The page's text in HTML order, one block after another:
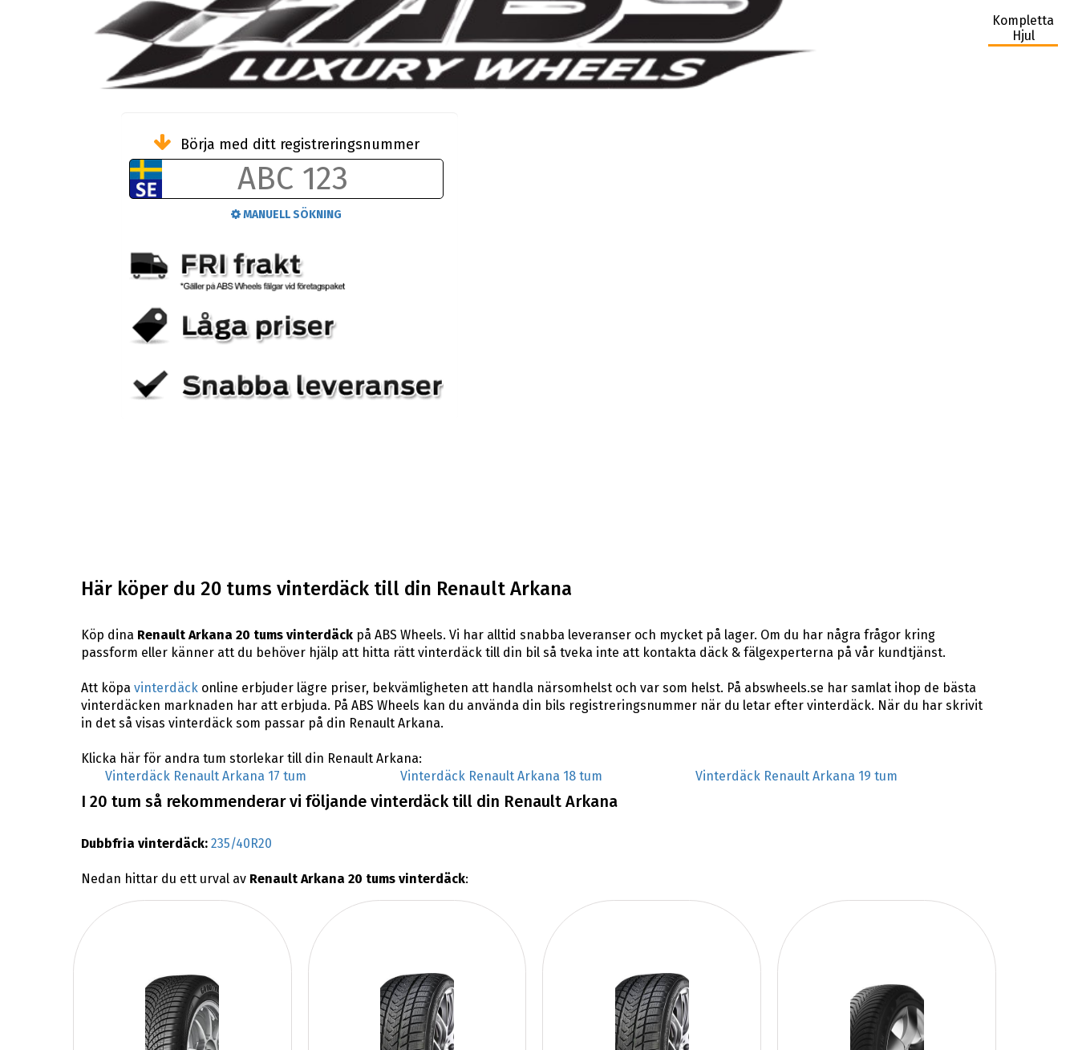
Kompletta
Hjul
Börja med ditt registreringsnummer
MANUELL SÖKNING
Här köper du 20 tums vinterdäck till din Renault Arkana
Köp dina Renault Arkana 20 tums vinterdäckpå ABS Wheels. Vi har alltid snabba leveranser och mycket på lager. Om du har några frågor kring
passform eller känner att du behöver hjälp att hitta rätt vinterdäck till din bil så tveka inte att kontakta däck & fälgexperterna på vår kundtjänst.
Att köpa vinterdäckonline erbjuder lägre priser, bekvämligheten att handla närsomhelst och var som helst. På abswheels.se har samlat ihop de bästa
vinterdäcken marknaden har att erbjuda. På ABS Wheels kan du använda din bils registreringsnummer när du letar efter vinterdäck. När du har skrivit
in det så visas vinterdäck som passar på din Renault Arkana.
Klicka här för andra tum storlekar till din Renault Arkana:
Vinterdäck Renault Arkana 17 tum
Vinterdäck Renault Arkana 18 tum Vinterdäck Renault Arkana 19 tum
I 20 tum så rekommenderar vi följande vinterdäck till din Renault Arkana
Dubbfria vinterdäck: 235/40R20
Nedan hittar du ett urval av Renault Arkana 20 tums vinterdäck: